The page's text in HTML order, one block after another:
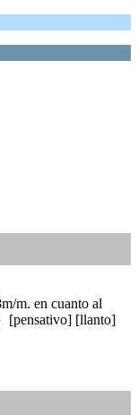
m. en cuanto al
[pensativo] [llanto]